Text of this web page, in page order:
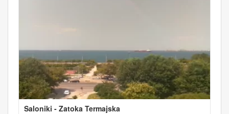
Saloniki - Zatoka Termajska